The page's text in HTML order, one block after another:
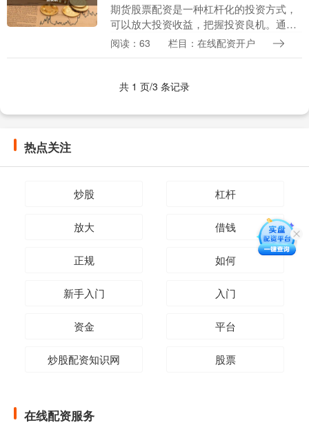
期货股票配资是一种杠杆化的投资方式，
可以放大投资收益，把握投资良机。通过
配资，投资者可以借用资金，扩大投资规
阅读：63 栏目：在线配资开户
共 1 页/3 条记录
热点关注
炒股 杠杆
放大 借钱
正规 如何
新手入门 入门
资金 平台
炒股配资知识网 股票
在线配资服务